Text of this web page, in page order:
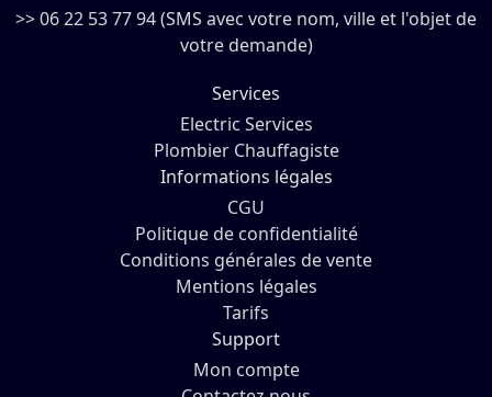
>> 06 22 53 77 94 (SMS avec votre nom, ville et l'objet de
votre demande)
Services
Electric Services
Plombier Chauffagiste
Informations légales
CGU
Politique de confidentialité
Conditions générales de vente
Mentions légales
Tarifs
Support
Mon compte